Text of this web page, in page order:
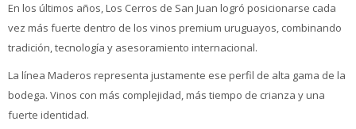
En los últimos años, Los Cerros de San Juan logró posicionarse cada
vez más fuerte dentro de los vinos premium uruguayos, combinando
tradición, tecnología y asesoramiento internacional.
La línea Maderos representa justamente ese perfil de alta gama de la
bodega. Vinos con más complejidad, más tiempo de crianza y una
fuerte identidad.